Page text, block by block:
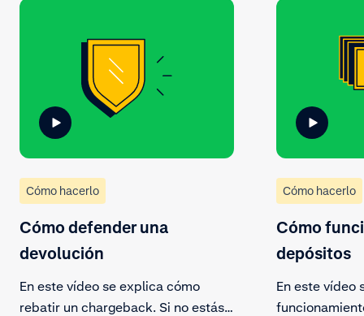
Cómo hacerlo
Cómo defender una
devolución
En este vídeo se explica cómo
rebatir un chargeback. Si no estás
Cómo hacerlo
Cómo
depósitos
En este vídeo